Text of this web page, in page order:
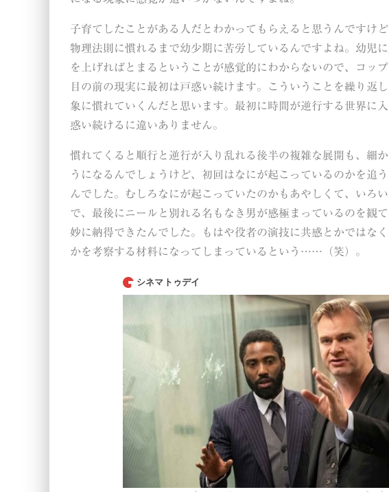
子育てしたことがある人だとわかってもらえると思うんですけ
物理法則に慣れるまで幼少期に苦労しているんですよね。幼児
を上げればとまるということが感覚的にわからないので、コッ
目の前の現実に最初は戸惑い続けます。こういうことを繰り返
象に慣れていくんだと思います。最初に時間が逆行する世界に
惑い続けるに違いありません。
慣れてくると順行と逆行が入り乱れる後半の複雑な展開も、細
うになるんでしょうけど、初回はなにが起こっているのかを追
んでした。むしろなにが起こっていたのかもあやしくて、いろ
で、最後にニールと別れる名もなき男が感極まっているのを観
妙に納得できたんでした。もはや役者の演技に共感とかではな
かを考察する材料になってしまっているという……（笑）。